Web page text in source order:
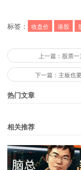
标签： 收盘价 港股
上一篇：股票
下一篇：主板也
热门文章
相关推荐